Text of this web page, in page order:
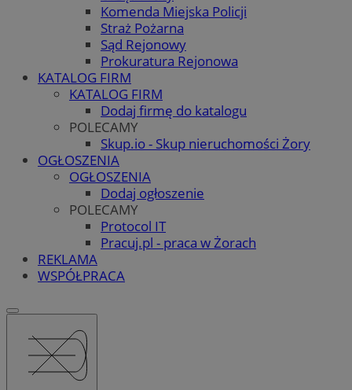
Komenda Miejska Policji
Straż Pożarna
Sąd Rejonowy
Prokuratura Rejonowa
KATALOG FIRM
KATALOG FIRM
Dodaj firmę do katalogu
POLECAMY
Skup.io - Skup nieruchomości Żory
OGŁOSZENIA
OGŁOSZENIA
Dodaj ogłoszenie
POLECAMY
Protocol IT
Pracuj.pl - praca w Żorach
REKLAMA
WSPÓŁPRACA